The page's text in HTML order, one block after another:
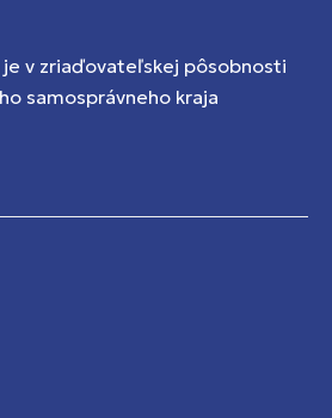
je v zriaďovateľskej pôsobnosti
samosprávneho kraja